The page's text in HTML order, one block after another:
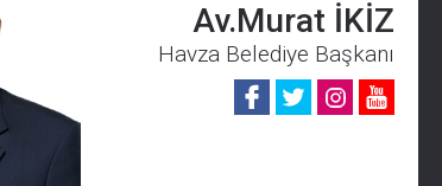
Av.Murat İKİZ
Havza Belediye Başkanı